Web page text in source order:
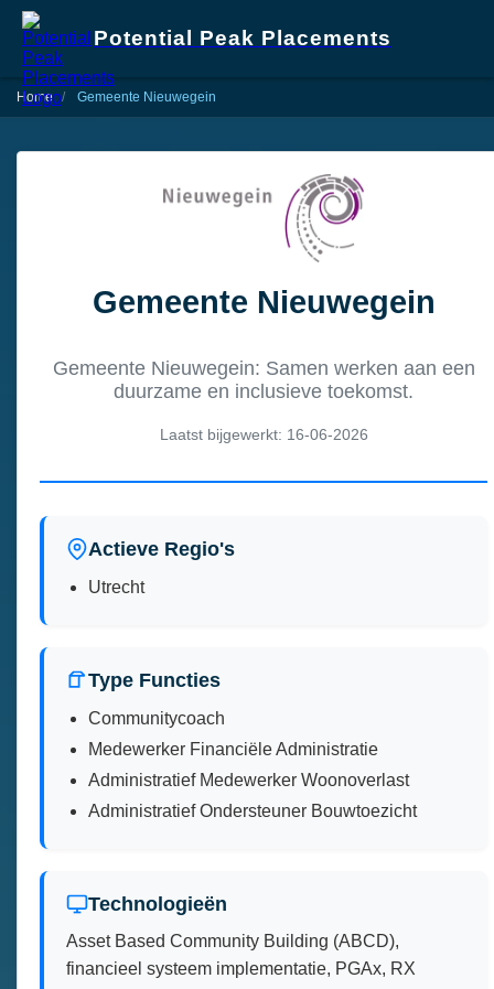
Potential Peak Placements
Home Gemeente Nieuwegein
Gemeente Nieuwegein
Gemeente Nieuwegein: Samen werken aan een
duurzame en inclusieve toekomst.
Laatst bijgewerkt: 16-06-2026
Actieve Regio's
Utrecht
Type Functies
Communitycoach
Medewerker Financiële Administratie
Administratief Medewerker Woonoverlast
Administratief Ondersteuner Bouwtoezicht
Technologieën
Asset Based Community Building (ABCD),
financieel systeem implementatie, PGAx, RX